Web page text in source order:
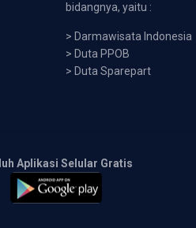
bidangnya, yaitu :
> Darmawisata Indonesia
> Duta PPOB
> Duta Sparepart
Aplikasi Selular Gratis